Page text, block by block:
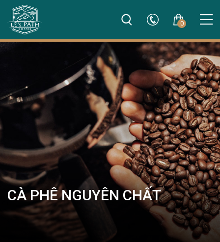
0
CÀ PHÊ NGUYÊN CHẤT